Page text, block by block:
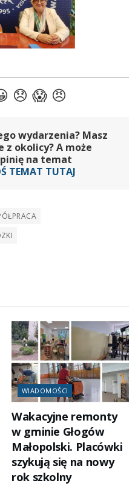
wydarzenia? Masz
okolicy? A może
na temat
TEMAT TUTAJ
WIADOMOŚCI
Wakacyjne remonty
w gminie Głogów
Małopolski. Placówki
szykują się na nowy
rok szkolny